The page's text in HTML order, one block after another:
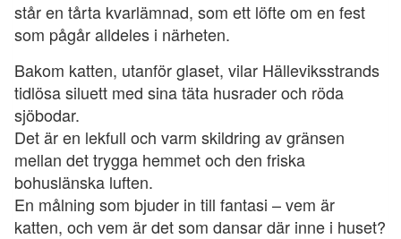
står en tårta kvarlämnad, som ett löfte om en fest
som pågår alldeles i närheten.
Bakom katten, utanför glaset, vilar Hälleviksstrands
tidlösa siluett med sina täta husrader och röda
sjöbodar.
Det är en lekfull och varm skildring av gränsen
mellan det trygga hemmet och den friska
bohuslänska luften.
En målning som bjuder in till fantasi – vem är
katten, och vem är det som dansar där inne i huset?